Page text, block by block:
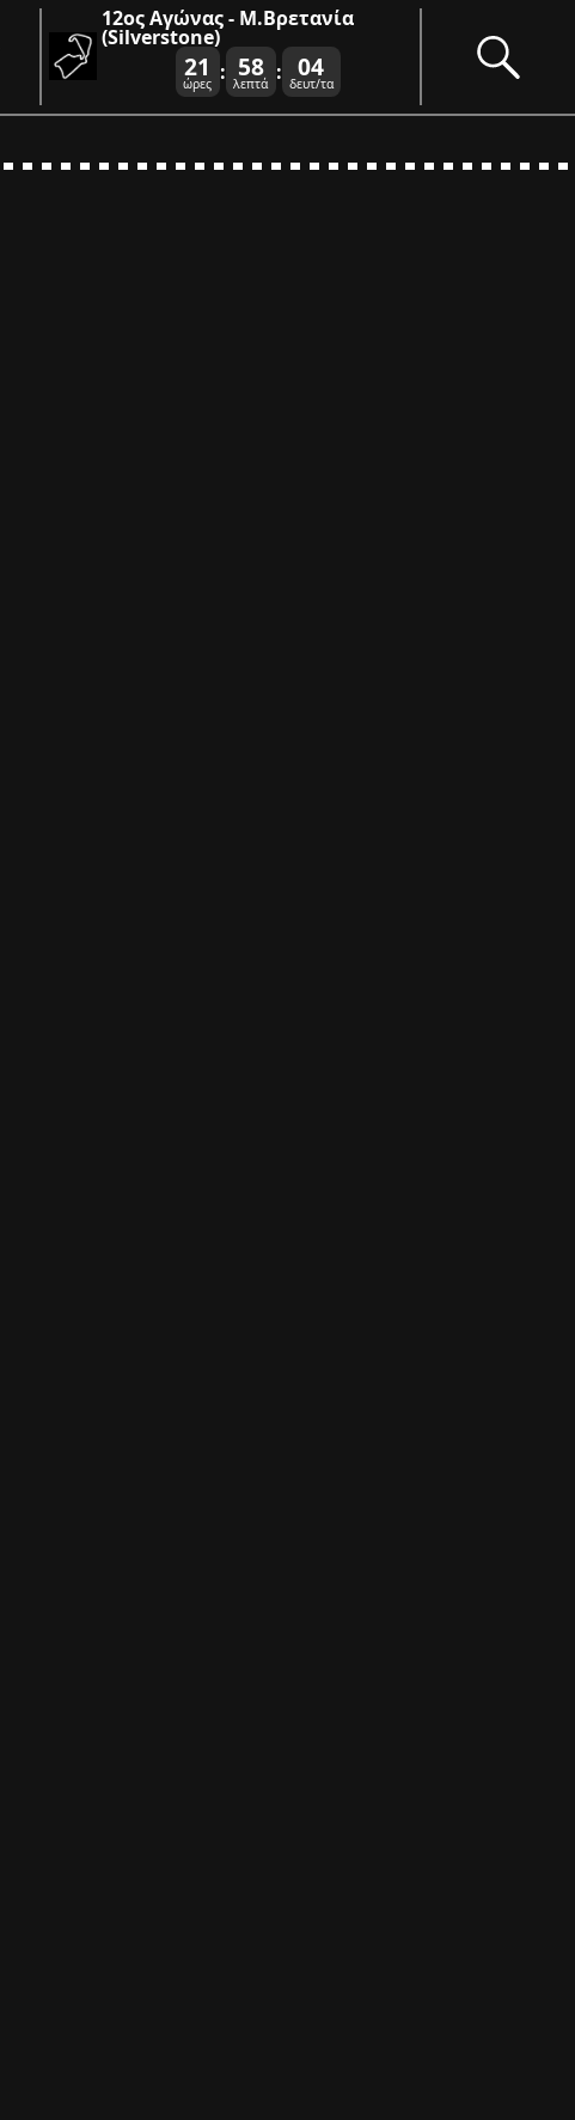
12ος Αγώνας - Μ.Βρετανία
(Silverstone)
21
ώρες : 58
λεπτά : 03
δευτ/τα